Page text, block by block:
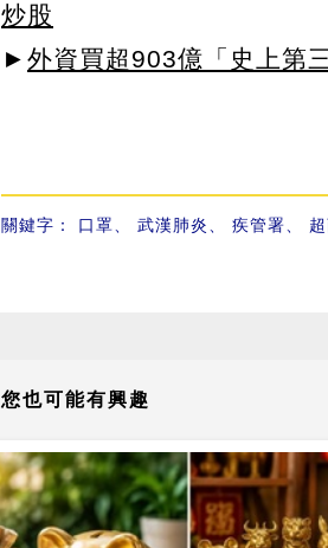
炒股
► 外資買超903億「史上第
關鍵字： 口罩、 武漢肺炎、 疾管署、
您也可能有興趣